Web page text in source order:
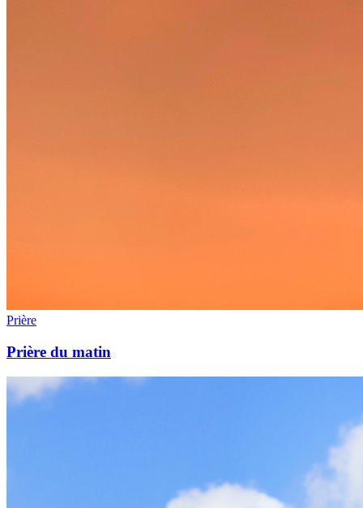
Prière
Prière du matin